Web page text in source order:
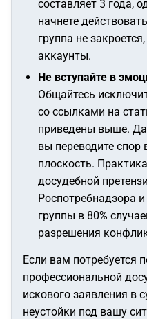
составляет 3 года,
начнете
группа не
аккаунты.
Не вступайте в
Общайтесь
со ссылками на
приведены выше.
вы переводите
плоскость.
досудебной
Роспотребнадзора
группы в 80%
разрешения
Если вам потребуется
профессиональной
искового заявления в
неустойки под вашу